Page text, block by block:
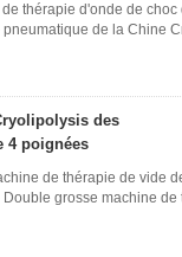
thérapie d'onde de choc
de la Chine
des
4 poignées
de thérapie de vide
grosse machine de